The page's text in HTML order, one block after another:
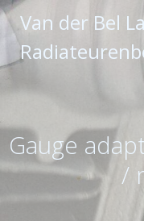
Ga
naar
inhoud
Van der Bel
Gauge
/